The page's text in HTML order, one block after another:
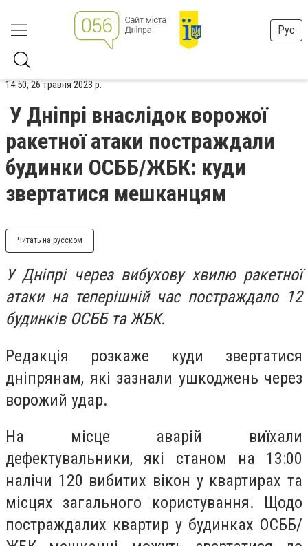
Рус
14:50, 26 травня 2023 р.
У Дніпрі внаслідок ворожої
ракетної атаки постраждали
будинки ОСББ/ЖБК: куди
звертатися мешканцям
Читать на русском
У Дніпрі через вибухову хвилю ракетної
атаки на теперішній час постраждало 12
будинків ОСББ та ЖБК.
Редакція розкаже куди звертатися
дніпрянам, які зазнали ушкоджень через
ворожий удар.
На місце аварій виїхали
дефектувальники, які станом на 13:00
налічи 120 вибитих вікон у квартирах та
місцях загального користування. Щодо
постраждалих квартир у будинках ОСББ/